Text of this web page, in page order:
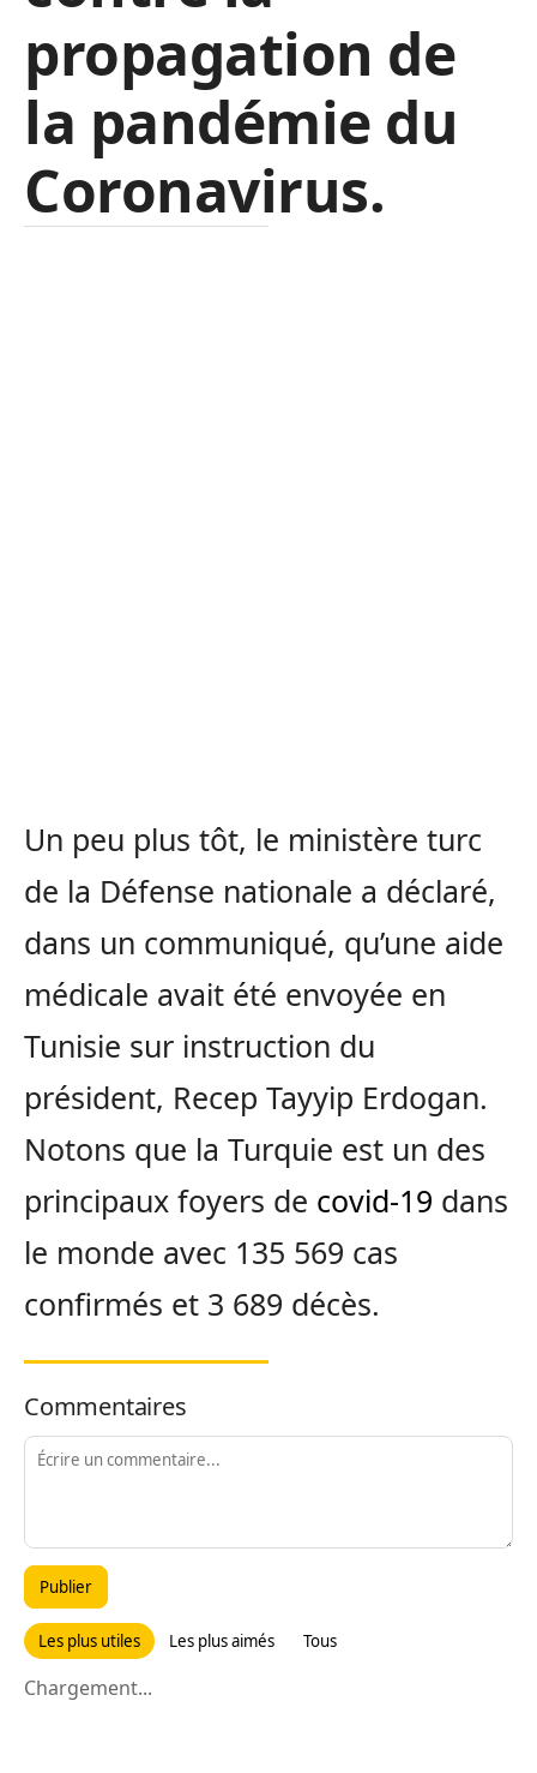
propagation de
la pandémie du
Coronavirus.
Un peu plus tôt, le ministère turc
de la Défense nationale a déclaré,
dans un communiqué, qu’une aide
médicale avait été envoyée en
Tunisie sur instruction du
président, Recep Tayyip Erdogan.
Notons que la Turquie est un des
principaux foyers de covid-19 dans
le monde avec 135 569 cas
confirmés et 3 689 décès.
Commentaires
Publier
Les plus utiles Les plus aimés Tous
Chargement...